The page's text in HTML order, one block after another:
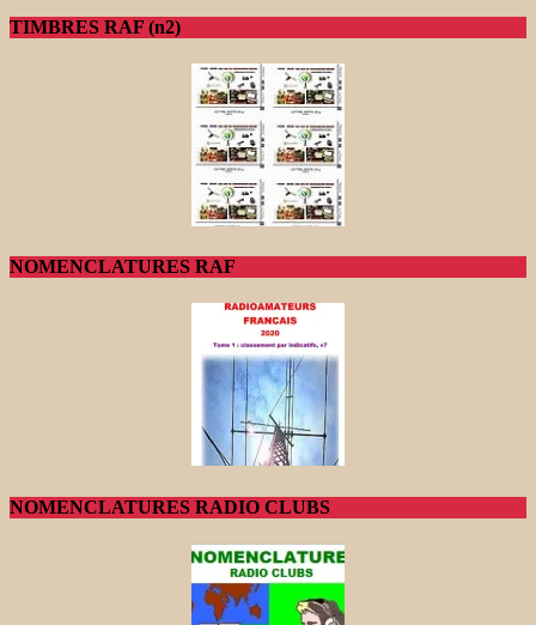
TIMBRES RAF (n2)
NOMENCLATURES RAF
NOMENCLATURES RADIO CLUBS